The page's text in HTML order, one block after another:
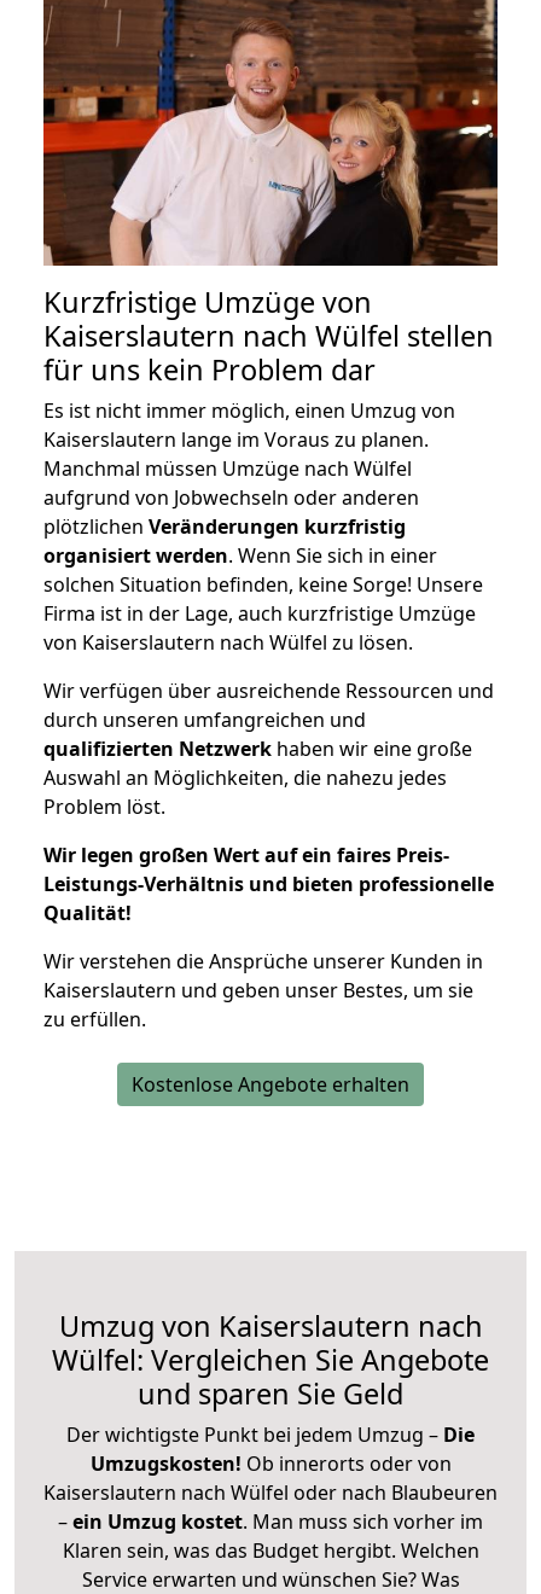
Kurzfristige Umzüge von
Kaiserslautern nach Wülfel stellen
für uns kein Problem dar
Es ist nicht immer möglich, einen Umzug von
Kaiserslautern lange im Voraus zu planen.
Manchmal müssen Umzüge nach Wülfel
aufgrund von Jobwechseln oder anderen
plötzlichen Veränderungen kurzfristig
organisiert werden. Wenn Sie sich in einer
solchen Situation befinden, keine Sorge! Unsere
Firma ist in der Lage, auch kurzfristige Umzüge
von Kaiserslautern nach Wülfel zu lösen.
Wir verfügen über ausreichende Ressourcen und
durch unseren umfangreichen und
qualifizierten Netzwerk haben wir eine große
Auswahl an Möglichkeiten, die nahezu jedes
Problem löst.
Wir legen großen Wert auf ein faires Preis-
Leistungs-Verhältnis und bieten professionelle
Qualität!
Wir verstehen die Ansprüche unserer Kunden in
Kaiserslautern und geben unser Bestes, um sie
zu erfüllen.
Kostenlose Angebote erhalten
Umzug von Kaiserslautern nach
Wülfel: Vergleichen Sie Angebote
und sparen Sie Geld
Der wichtigste Punkt bei jedem Umzug – Die
Umzugskosten! Ob innerorts oder von
Kaiserslautern nach Wülfel oder nach Blaubeuren
–ein Umzug kostet. Man muss sich vorher im
Klaren sein, was das Budget hergibt. Welchen
Service erwarten und wünschen Sie? Was